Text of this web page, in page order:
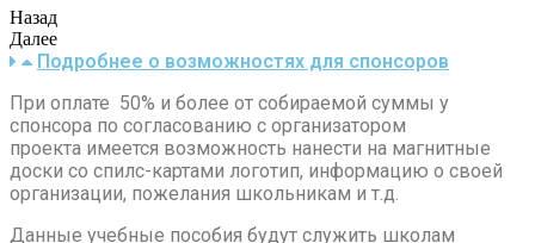
Назад
Далее
Подробнее о возможностях для спонсоров
При оплате 50% и более от собираемой суммы у
спонсора по согласованию с организатором
проекта имеется возможность нанести на магнитные
доски со спилс-картами логотип, информацию о своей
организации, пожелания школьникам и т.д.
Данные учебные пособия будут служить школам